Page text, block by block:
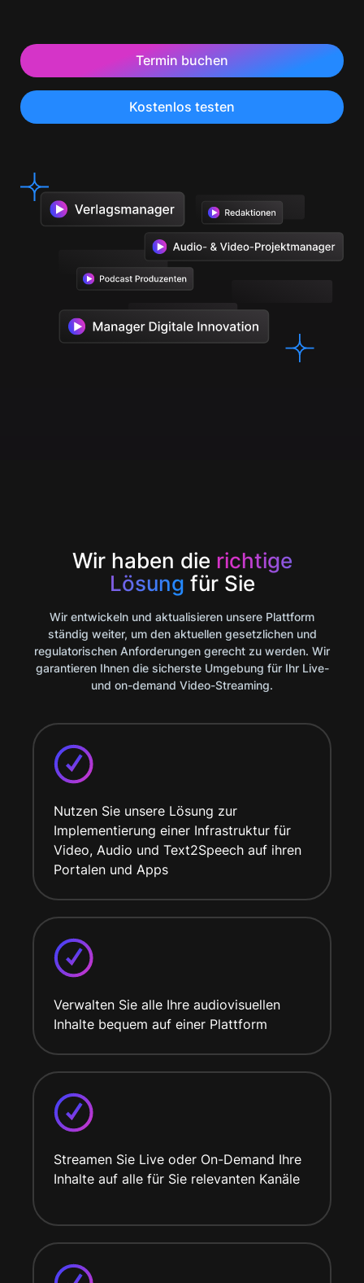
Termin buchen
Kostenlos testen
Wir haben die richtige
Lösung für Sie
Wir entwickeln und aktualisieren unsere Plattform
ständig weiter, um den aktuellen gesetzlichen und
regulatorischen Anforderungen gerecht zu werden. Wir
garantieren Ihnen die sicherste Umgebung für Ihr Live-
und on-demand Video-Streaming.​
Nutzen Sie unsere Lösung zur
Implementierung einer Infrastruktur für
Video, Audio und Text2Speech auf ihren
Portalen und Apps
Verwalten Sie alle Ihre audiovisuellen
Inhalte bequem auf einer Plattform
Streamen Sie Live oder On-Demand Ihre
Inhalte auf alle für Sie relevanten Kanäle